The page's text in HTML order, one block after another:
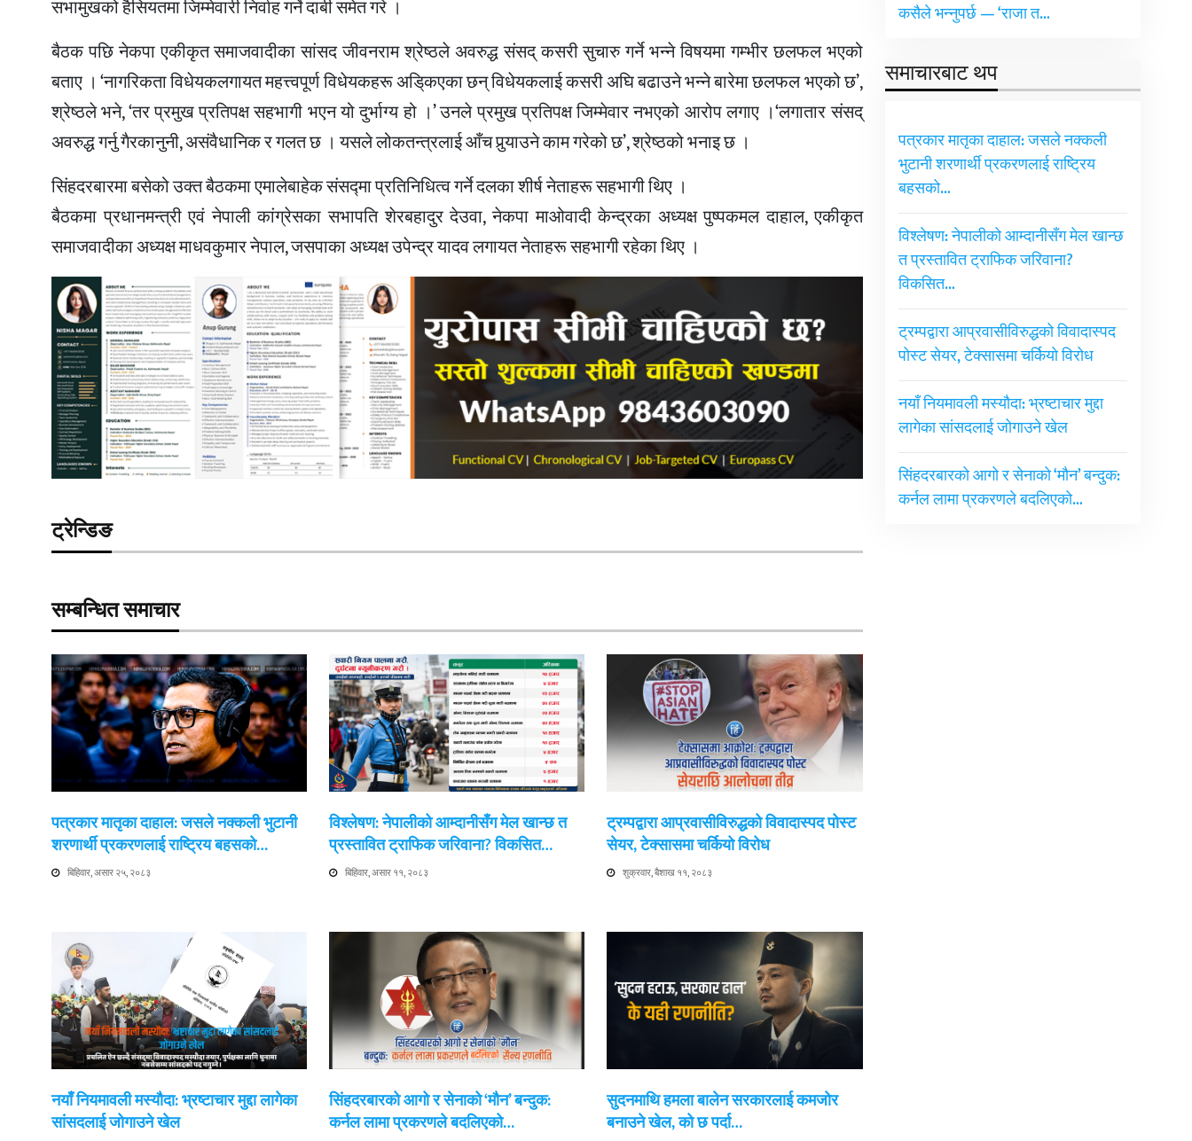
सभामुखको हैसियतमा जिम्मेवारी निर्वाह गर्ने दाबी समेत गरे ।
बैठक पछि नेकपा एकीकृत समाजवादीका सांसद जीवनराम श्रेष्ठले अवरुद्ध संसद् कसरी सुचारु गर्ने भन्ने विषयमा गम्भीर छलफल भएको
बताए । ‘नागरिकता विधेयकलगायत महत्त्वपूर्ण विधेयकहरू अडि्कएका छन् विधेयकलाई कसरी अघि बढाउने भन्ने बारेमा छलफल भएको छ’,
श्रेष्ठले भने, ‘तर प्रमुख प्रतिपक्ष सहभागी भएन यो दुर्भाग्य हो ।’ उनले प्रमुख प्रतिपक्ष जिम्मेवार नभएको आरोप लगाए ।‘लगातार संसद्
अवरुद्ध गर्नु गैरकानुनी, असंवैधानिक र गलत छ । यसले लोकतन्त्रलाई आँच पुर्‍याउने काम गरेको छ’, श्रेष्ठको भनाइ छ ।
सिंहदरबारमा बसेको उक्त बैठकमा एमालेबाहेक संसद्मा प्रतिनिधित्व गर्ने दलका शीर्ष नेताहरू सहभागी थिए ।
बैठकमा प्रधानमन्त्री एवं नेपाली कांग्रेसका सभापति शेरबहादुर देउवा, नेकपा माओवादी केन्द्रका अध्यक्ष पुष्पकमल दाहाल, एकीकृत
समाजवादीका अध्यक्ष माधवकुमार नेपाल, जसपाका अध्यक्ष उपेन्द्र यादव लगायत नेताहरू सहभागी रहेका थिए ।
ट्रेन्डिङ
सम्बन्धित समाचार
पत्रकार मातृका दाहाल: जसले नक्कली भुटानी
शरणार्थी प्रकरणलाई राष्ट्रिय बहसको…
बिहिवार, असार २५, २०८३
विश्लेषण: नेपालीको आम्दानीसँग मेल खान्छ त
प्रस्तावित ट्राफिक जरिवाना? विकसित…
बिहिवार, असार ११, २०८३
ट्रम्पद्वारा आप्रवासीविरुद्धको विवादास्पद पोस्ट
सेयर, टेक्सासमा चर्कियो विरोध
शुक्रवार, बैशाख ११, २०८३
नयाँ नियमावली मस्यौदा: भ्रष्टाचार मुद्दा लागेका
सांसदलाई जोगाउने खेल
सिंहदरबारको आगो र सेनाको ‘मौन’ बन्दुक:
कर्नल लामा प्रकरणले बदलिएको…
सुदनमाथि हमला बालेन सरकारलाई कमजोर
बनाउने खेल, को छ पर्दा…
कसैले भन्नुपर्छ — ‘राजा त…
समाचारबाट थप
पत्रकार मातृका दाहाल: जसले नक्कली
भुटानी शरणार्थी प्रकरणलाई राष्ट्रिय
बहसको…
विश्लेषण: नेपालीको आम्दानीसँग मेल खान्छ
त प्रस्तावित ट्राफिक जरिवाना?
विकसित…
ट्रम्पद्वारा आप्रवासीविरुद्धको विवादास्पद
पोस्ट सेयर, टेक्सासमा चर्कियो विरोध
नयाँ नियमावली मस्यौदा: भ्रष्टाचार मुद्दा
लागेका सांसदलाई जोगाउने खेल
सिंहदरबारको आगो र सेनाको ‘मौन’ बन्दुक:
कर्नल लामा प्रकरणले बदलिएको…